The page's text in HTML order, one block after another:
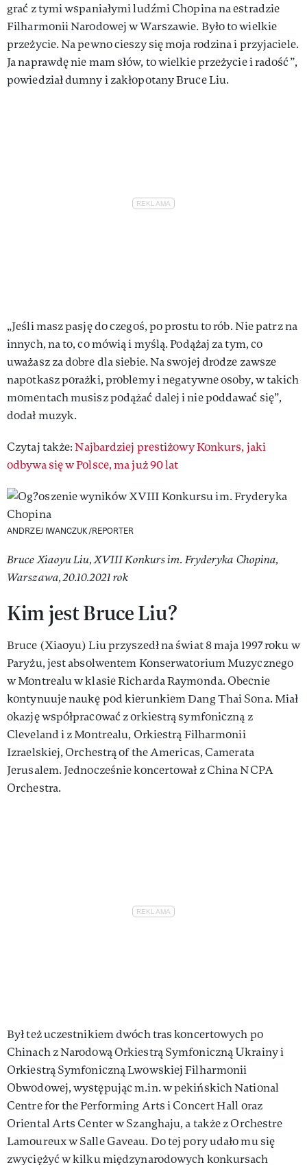
grać z tymi wspaniałymi ludźmi Chopina na estradzie
Filharmonii Narodowej w Warszawie. Było to wielkie
przeżycie. Na pewno cieszy się moja rodzina i przyjaciele.
Ja naprawdę nie mam słów, to wielkie przeżycie i radość”,
powiedział dumny i zakłopotany Bruce Liu.
„Jeśli masz pasję do czegoś, po prostu to rób. Nie patrz na
innych, na to, co mówią i myślą. Podążaj za tym, co
uważasz za dobre dla siebie. Na swojej drodze zawsze
napotkasz porażki, problemy i negatywne osoby, w takich
momentach musisz podążać dalej i nie poddawać się”,
dodał muzyk.
Czytaj także:Najbardziej prestiżowy Konkurs, jaki
odbywa się w Polsce, ma już 90 lat
ANDRZEJ IWANCZUK/REPORTER
Bruce Xiaoyu Liu, XVIII Konkurs im. Fryderyka Chopina,
Warszawa, 20.10.2021 rok
Kim jest Bruce Liu?
Bruce (Xiaoyu) Liu przyszedł na świat 8 maja 1997 roku w
Paryżu, jest absolwentem Konserwatorium Muzycznego
w Montrealu w klasie Richarda Raymonda. Obecnie
kontynuuje naukę pod kierunkiem Dang Thai Sona. Miał
okazję współpracować z orkiestrą symfoniczną z
Cleveland i z Montrealu, Orkiestrą Filharmonii
Izraelskiej, Orchestrą of the Americas, Camerata
Jerusalem. Jednocześnie koncertował z China NCPA
Orchestra.
Był też uczestnikiem dwóch tras koncertowych po
Chinach z Narodową Orkiestrą Symfoniczną Ukrainy i
Orkiestrą Symfoniczną Lwowskiej Filharmonii
Obwodowej, występując m.in. w pekińskich National
Centre for the Performing Arts i Concert Hall oraz
Oriental Arts Center w Szanghaju, a także z Orchestre
Lamoureux w Salle Gaveau. Do tej pory udało mu się
zwyciężyć w kilku międzynarodowych konkursach